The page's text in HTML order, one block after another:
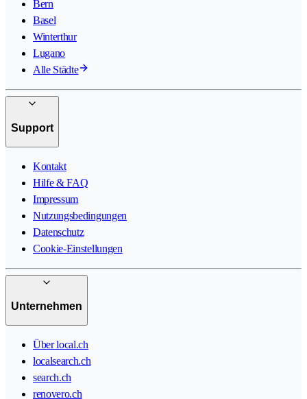
Bern
Basel
Winterthur
Lugano
Alle Städte
Support
Kontakt
Hilfe & FAQ
Impressum
Nutzungsbedingungen
Datenschutz
Cookie-Einstellungen
Unternehmen
Über local.ch
localsearch.ch
search.ch
renovero.ch